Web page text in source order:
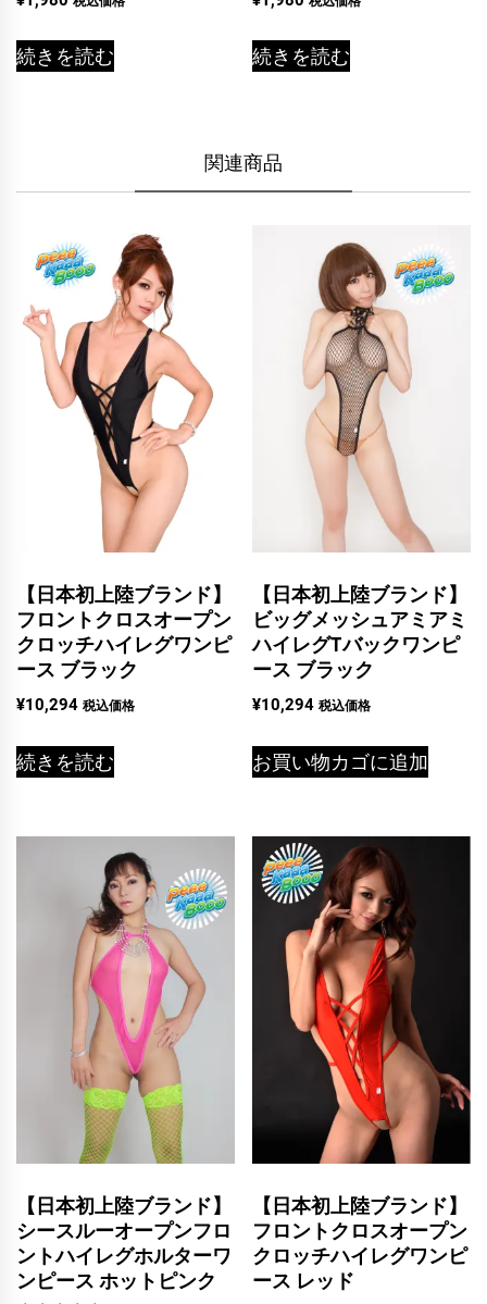
続きを読む 続きを読む
関連商品
【日本初上陸ブランド】
フロントクロスオープン
クロッチハイレグワンピ
ース ブラック
¥10,294 税込価格
続きを読む
【日本初上陸ブランド】
ビッグメッシュアミアミ
ハイレグTバックワンピ
ース ブラック
¥10,294 税込価格
お買い物カゴに追加
【日本初上陸ブランド】
シースルーオープンフロ
ントハイレグホルターワ
ンピース ホットピンク
【日本初上陸ブランド】
フロントクロスオープン
クロッチハイレグワンピ
ース レッド